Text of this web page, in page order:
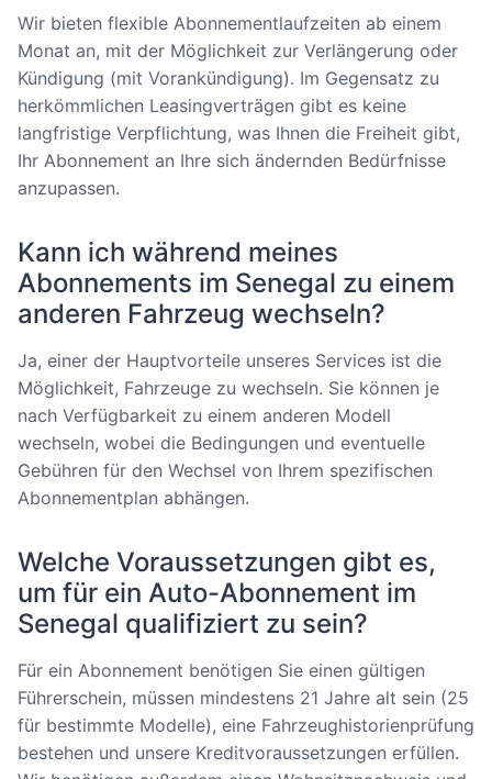
Wir bieten flexible Abonnementlaufzeiten ab einem
Monat an, mit der Möglichkeit zur Verlängerung oder
Kündigung (mit Vorankündigung). Im Gegensatz zu
herkömmlichen Leasingverträgen gibt es keine
langfristige Verpflichtung, was Ihnen die Freiheit gibt,
Ihr Abonnement an Ihre sich ändernden Bedürfnisse
anzupassen.
Kann ich während meines
Abonnements im Senegal zu einem
anderen Fahrzeug wechseln?
Ja, einer der Hauptvorteile unseres Services ist die
Möglichkeit, Fahrzeuge zu wechseln. Sie können je
nach Verfügbarkeit zu einem anderen Modell
wechseln, wobei die Bedingungen und eventuelle
Gebühren für den Wechsel von Ihrem spezifischen
Abonnementplan abhängen.
Welche Voraussetzungen gibt es,
um für ein Auto-Abonnement im
Senegal qualifiziert zu sein?
Für ein Abonnement benötigen Sie einen gültigen
Führerschein, müssen mindestens 21 Jahre alt sein (25
für bestimmte Modelle), eine Fahrzeughistorienprüfung
bestehen und unsere Kreditvoraussetzungen erfüllen.